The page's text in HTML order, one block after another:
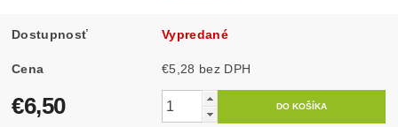
Dostupnosť Vypredané
Cena €5,28 bez DPH
€6,50